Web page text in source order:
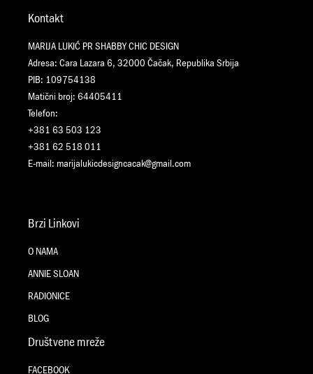
Kontakt
MARIJA LUKIĆ PR SHABBY CHIC DESIGN
Adresa: Cara Lazara 6, 32000 Čačak, Republika Srbija
PIB: 109754138
Matični broj: 64405411
Telefon:
+381 63 503 123
+381 62 518 011
E-mail: marijalukicdesigncacak@gmail.com
Brzi Linkovi
O NAMA
ANNIE SLOAN
RADIONICE
BLOG
Društvene mreže
FACEBOOK